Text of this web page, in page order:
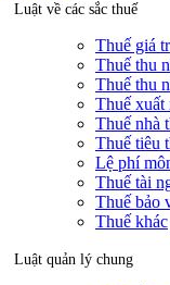
Luật về các sắc thuế
Thuế giá
Thuế thu
Thuế thu
Thuế xuất
Thuế nhà
Thuế tiêu
Lệ phí
Thuế tài
Thuế bảo
Thuế khác
Luật quản lý chung